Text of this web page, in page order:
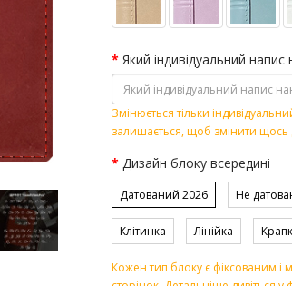
Який індивідуальний
Змінюється тільки
залишається, щоб змінити щось
Дизайн блоку всередині
Датований 2026 Не
Клітинка Лінійка
Кожен тип блоку є фіксованим і